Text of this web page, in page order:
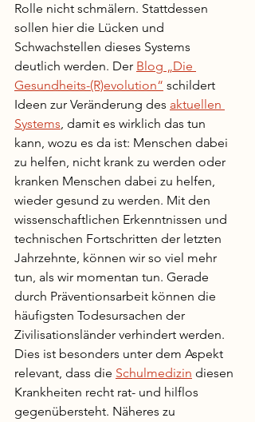
Rolle nicht schmälern. Stattdessen
sollen hier die Lücken und
Schwachstellen dieses Systems
deutlich werden. Der Blog „Die
Gesundheits-(R)evolution“ schildert
Ideen zur Veränderung des aktuellen
Systems, damit es wirklich das tun
kann, wozu es da ist: Menschen dabei
zu helfen, nicht krank zu werden oder
kranken Menschen dabei zu helfen,
wieder gesund zu werden. Mit den
wissenschaftlichen Erkenntnissen und
technischen Fortschritten der letzten
Jahrzehnte, können wir so viel mehr
tun, als wir momentan tun. Gerade
durch Präventionsarbeit können die
häufigsten Todesursachen der
Zivilisationsländer verhindert werden.
Dies ist besonders unter dem Aspekt
relevant, dass die Schulmedizin diesen
Krankheiten recht rat- und hilflos
gegenübersteht. Näheres zu